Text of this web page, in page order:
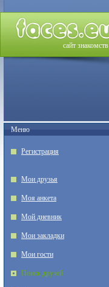
сайт знакомств
Меню
Регистрация
Мои друзья
Моя анкета
Мой дневник
Мои закладки
Мои гости
Поиск друзей